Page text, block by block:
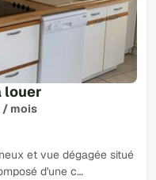
louer
/ mois
et vue dégagée situé
d'une c…